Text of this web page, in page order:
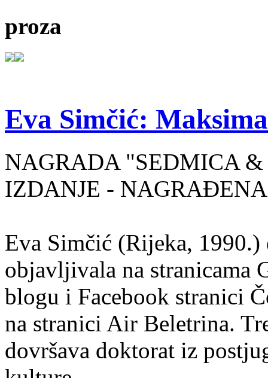
proza
Eva Simčić:
NAGRADA "SEDMICA
IZDANJE -
Eva Simčić (Rijeka, 1990.)
objavljivala na stranicama
blogu i Facebook stranici
na stranici Air Beletrina.
dovršava doktorat iz